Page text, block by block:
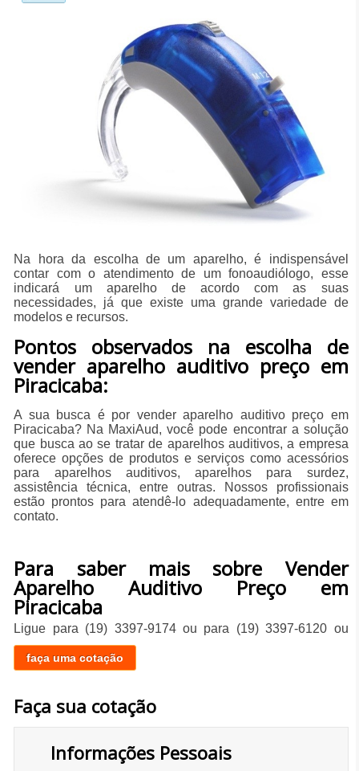
Na hora da escolha de um aparelho, é indispensável
contar com o atendimento de um fonoaudiólogo, esse
indicará um aparelho de acordo com as suas
necessidades, já que existe uma grande variedade de
modelos e recursos.
Pontos observados na escolha de
vender aparelho auditivo preço em
Piracicaba:
A sua busca é por vender aparelho auditivo preço em
Piracicaba? Na MaxiAud, você pode encontrar a solução
que busca ao se tratar de aparelhos auditivos, a empresa
oferece opções de produtos e serviços como acessórios
para aparelhos auditivos, aparelhos para surdez,
assistência técnica, entre outras. Nossos profissionais
estão prontos para atendê-lo adequadamente, entre em
contato.
Para saber mais sobre Vender
Aparelho Auditivo Preço em
Piracicaba
Ligue para (19) 3397-9174ou para (19) 3397-6120 ou
faça uma cotação
Faça sua cotação
Informações Pessoais